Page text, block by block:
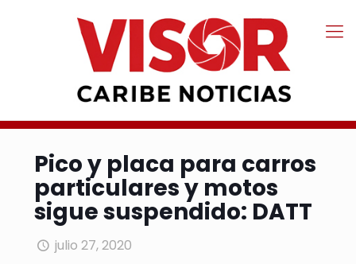
Pico y placa para carros
particulares y motos
sigue suspendido: DATT
julio 27, 2020